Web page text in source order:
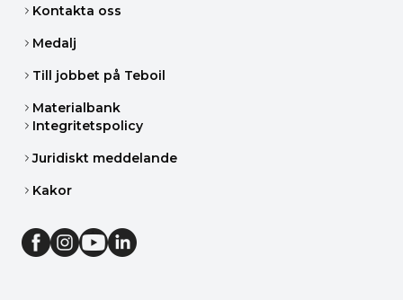
Kontakta oss
Medalj
Till jobbet på Teboil
Materialbank
Integritetspolicy
Juridiskt meddelande
Kakor